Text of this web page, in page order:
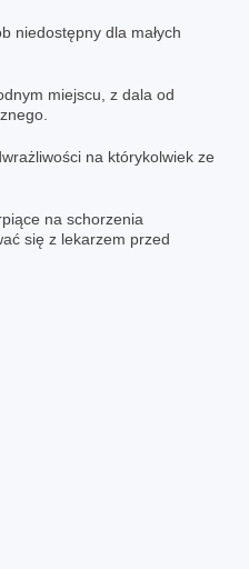
niedostępny dla małych
miejscu, z dala od
na którykolwiek ze
na schorzenia
się z lekarzem przed